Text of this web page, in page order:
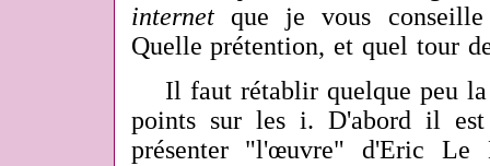
internetque je vous conseille
Quelle prétention, et quel tour de
Il faut rétablir quelque peu la
points sur les i. D'abord il
présenter "l'œuvre" d'Eric Le